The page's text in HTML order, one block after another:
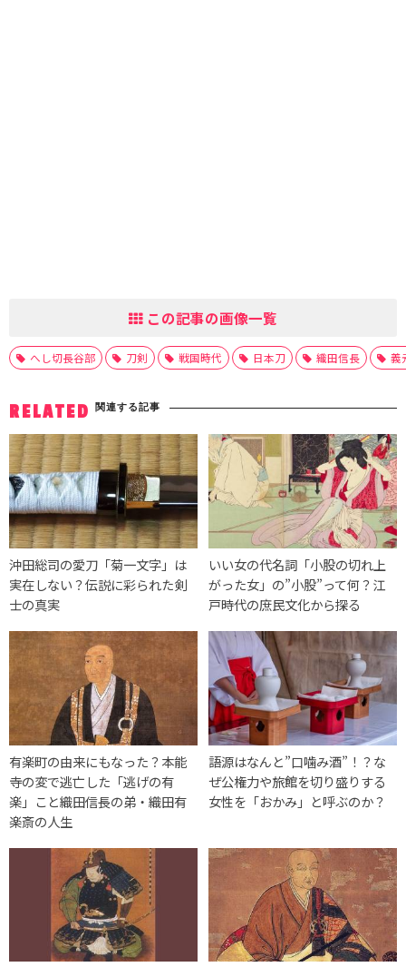
この記事の画像一覧
へし切長谷部 刀剣 戦国時代 日本刀 織田信長 義
RELATED 関連する記事
沖田総司の愛刀「菊一文字」は
実在しない？伝説に彩られた剣
士の真実
いい女の代名詞「小股の切れ上
がった女」の”小股”って何？江
戸時代の庶民文化から探る
有楽町の由来にもなった？本能
寺の変で逃亡した「逃げの有
楽」こと織田信長の弟・織田有
楽斎の人生
語源はなんと”口噛み酒”！？な
ぜ公権力や旅館を切り盛りする
女性を「おかみ」と呼ぶのか？